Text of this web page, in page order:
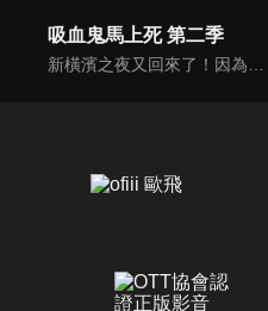
吸血鬼馬上死 第二季